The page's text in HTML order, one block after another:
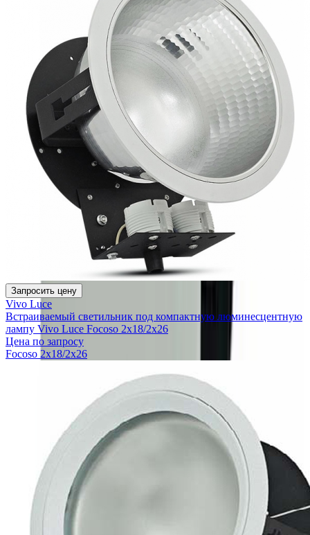
Запросить цену
Vivo Luce
Встраиваемый светильник под компактную люминесцентную
лампу Vivo Luce Focoso 2x18/2x26
Цена по запросу
Focoso 2x18/2x26